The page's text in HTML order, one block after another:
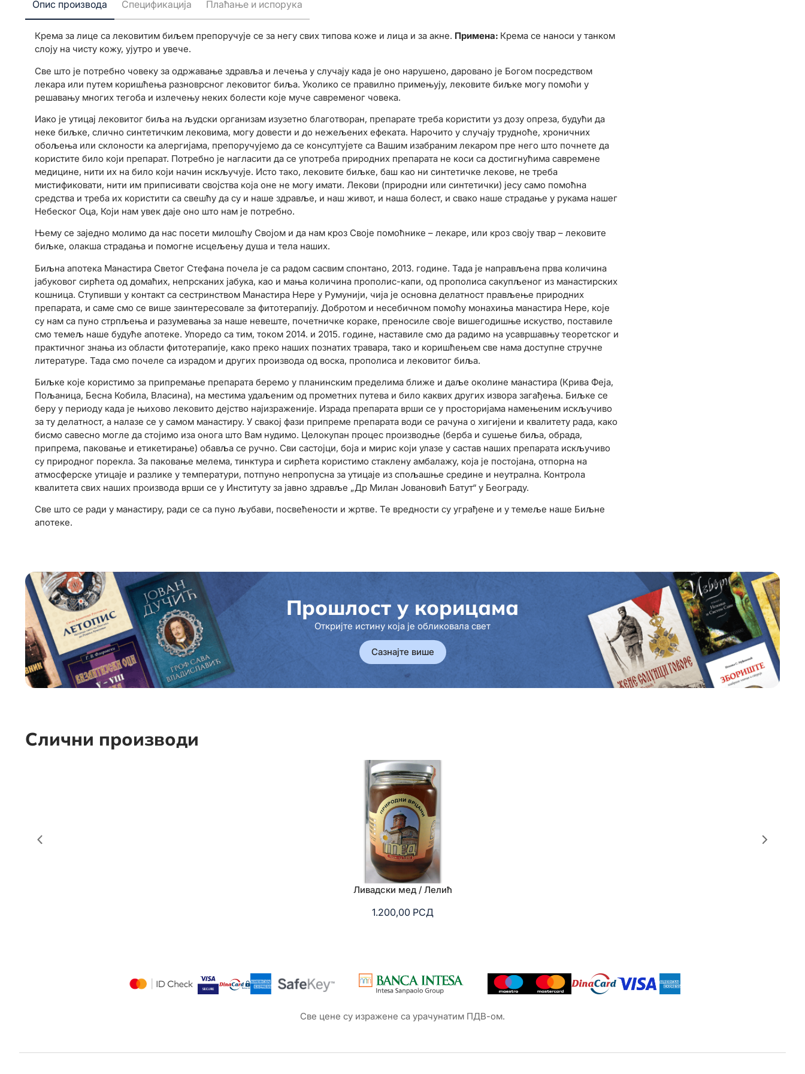
Опис производа Спецификација Плаћање и испорука
Крема за лице са лековитим биљем препоручује се за негу свих типова коже и лица и за акне. Примена: Крема се наноси у танком
слоју на чисту кожу, ујутро и увече.
Све што је потребно човеку за одржавање здравља и лечења у случају када је оно нарушено, даровано је Богом посредством
лекара или путем коришћења разноврсног лековитог биља. Уколико се правилно примењују, лековите биљке могу помоћи у
решавању многих тегоба и излечењу неких болести које муче савременог човека.
Иако је утицај лековитог биља на људски организам изузетно благотворан, препарате треба користити уз дозу опреза, будући да
неке биљке, слично синтетичким лековима, могу довести и до нежељених ефеката. Нарочито у случају трудноће, хроничних
обољења или склоности ка алергијама, препоручујемо да се консултујете са Вашим изабраним лекаром пре него што почнете да
користите било који препарат. Потребно је нагласити да се употреба природних препарата не коси са достигнућима савремене
медицине, нити их на било који начин искључује. Исто тако, лековите биљке, баш као ни синтетичке лекове, не треба
мистификовати, нити им приписивати својства која оне не могу имати. Лекови (природни или синтетички) јесу само помоћна
средства и треба их користити са свешћу да су и наше здравље, и наш живот, и наша болест, и свако наше страдање у рукама нашег
Небеског Оца, Који нам увек даје оно што нам је потребно.
Њему се заједно молимо да нас посети милошћу Својом и да нам кроз Своје помоћнике – лекаре, или кроз своју твар – лековите
биљке, олакша страдања и помогне исцељењу душа и тела наших.
Биљна апотека Манастира Светог Стефана почела је са радом сасвим спонтано, 2013. године. Тада је направљена прва количина
јабуковог сирћета од домаћих, непрсканих јабука, као и мања количина прополис-капи, од прополиса сакупљеног из манастирских
кошница. Ступивши у контакт са сестринством Манастира Нере у Румунији, чија је основна делатност прављење природних
препарата, и саме смо се више заинтересовале за фитотерапију. Добротом и несебичном помоћу монахиња манастира Нере, које
су нам са пуно стрпљења и разумевања за наше невеште, почетничке кораке, преносиле своје вишегодишње искуство, поставиле
смо темељ наше будуће апотеке. Упоредо са тим, током 2014. и 2015. године, наставиле смо да радимо на усавршавњу теоретског и
практичног знања из области фитотерапије, како преко наших познатих травара, тако и коришћењем све нама доступне стручне
литературе. Тада смо почеле са израдом и других производа од воска, прополиса и лековитог биља.
Биљке које користимо за припремање препарата беремо у планинским пределима ближе и даље околине манастира (Крива Феја,
Пољаница, Бесна Кобила, Власина), на местима удаљеним од прометних путева и било каквих других извора загађења. Биљке се
беру у периоду када је њихово лековито дејство најизраженије. Израда препарата врши се у просторијама намењеним искључиво
за ту делатност, а налазе се у самом манастиру. У свакој фази припреме препарата води се рачуна о хигијени и квалитету рада, како
бисмо савесно могле да стојимо иза онога што Вам нудимо. Целокупан процес производње (берба и сушење биља, обрада,
припрема, паковање и етикетирање) обавља се ручно. Сви састојци, боја и мирис који улазе у састав наших препарата искључиво
су природног порекла. За паковање мелема, тинктура и сирћета користимо стаклену амбалажу, која је постојана, отпорна на
атмосферске утицаје и разлике у температури, потпуно непропусна за утицаје из спољашње средине и неутрална. Контрола
квалитета свих наших производа врши се у Институту за јавно здравље „Др Милан Јовановић Батут“ у Београду.
Све што се ради у манастиру, ради се са пуно љубави, посвећености и жртве. Те вредности су уграђене и у темеље наше Биљне
апотеке.
Прошлост у корицама
Откријте истину која је обликовала свет
Сазнајте више
Слични производи
Ливадски мед / Лелић
1.200,00 РСД
Све цене су изражене са урачунатим ПДВ-ом.